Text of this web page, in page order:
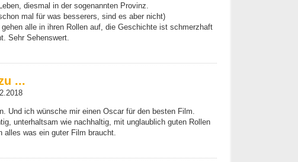
diesmal in der sogenannten Provinz.
mal für was besserers, sind es aber nicht)
gehen alle in ihren Rollen auf, die Geschichte ist schmerzhaft
Sehr Sehenswert.
...
Und ich wünsche mir einen Oscar für den besten Film.
unterhaltsam wie nachhaltig, mit unglaublich guten Rollen
alles was ein guter Film braucht.